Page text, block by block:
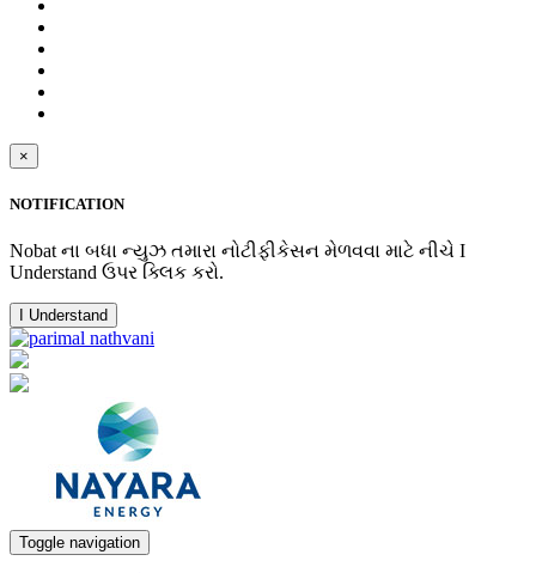
×
NOTIFICATION
Nobat ના બધા ન્યુઝ તમારા નોટીફીકેસન મેળવવા માટે નીચે I
Understand ઉપર ક્લિક કરો.
I Understand
Toggle navigation